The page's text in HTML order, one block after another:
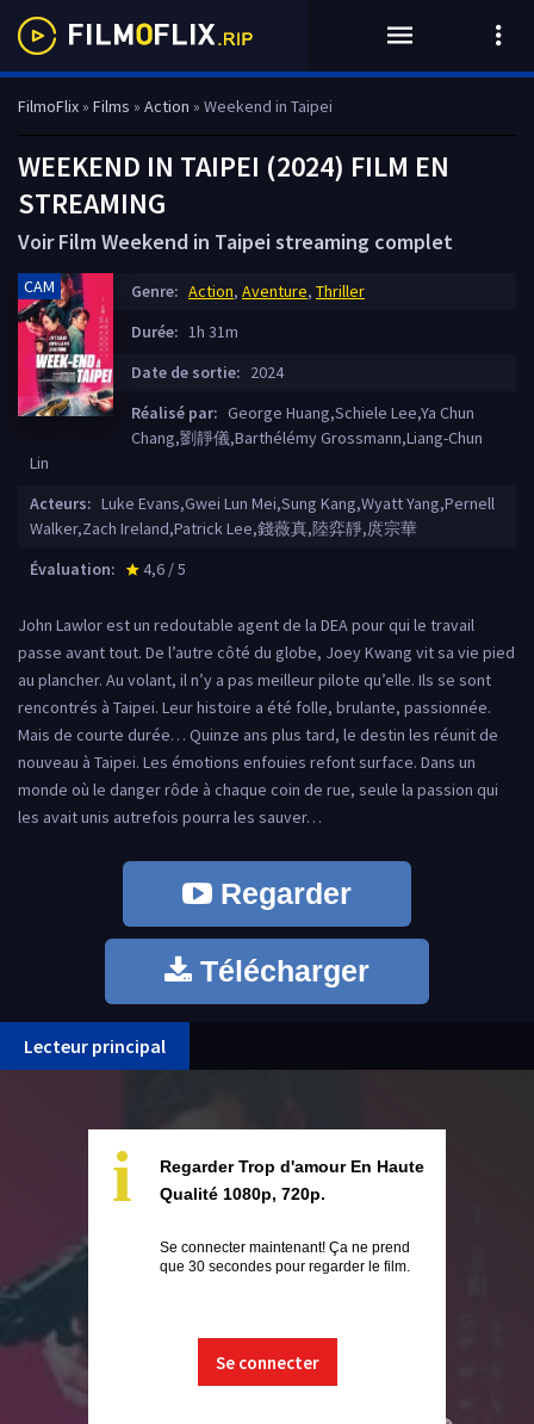
FilmoFlix» Films » Action » Weekend in Taipei
WEEKEND IN TAIPEI (2024) FILM EN
STREAMING
Voir Film Weekend in Taipei streaming complet
CAM Genre: Action, Aventure, Thriller
Durée: 1h 31m
Date de sortie: 2024
Réalisé par: George Huang,Schiele Lee,Ya Chun
Chang,劉靜儀,Barthélémy Grossmann,Liang-Chun
Lin
Acteurs: Luke Evans,Gwei Lun Mei,Sung Kang,Wyatt Yang,Pernell
Walker,Zach Ireland,Patrick Lee,錢薇真,陸弈靜,庹宗華
Évaluation:
star_rate
4,6 / 5
John Lawlor est un redoutable agent de la DEA pour qui le travail
passe avant tout. De l’autre côté du globe, Joey Kwang vit sa vie pied
au plancher. Au volant, il n’y a pas meilleur pilote qu’elle. Ils se sont
rencontrés à Taipei. Leur histoire a été folle, brulante, passionnée.
Mais de courte durée… Quinze ans plus tard, le destin les réunit de
nouveau à Taipei. Les émotions enfouies refont surface. Dans un
monde où le danger rôde à chaque coin de rue, seule la passion qui
les avait unis autrefois pourra les sauver…
Regarder
Télécharger
Lecteur principal
i
Regarder Trop d'amour En Haute
Qualité 1080p, 720p.
Se connecter maintenant! Ça ne prend
que 30 secondes pour regarder le film.
Se connecter